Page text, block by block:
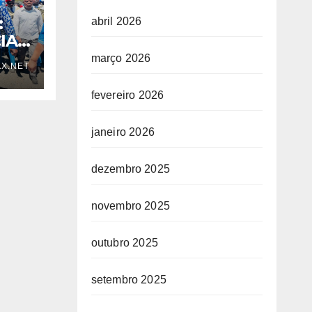
abril 2026
março 2026
fevereiro 2026
janeiro 2026
dezembro 2025
novembro 2025
outubro 2025
setembro 2025